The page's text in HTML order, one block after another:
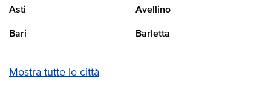
Asti Avellino
Bari Barletta
Mostra tutte le città